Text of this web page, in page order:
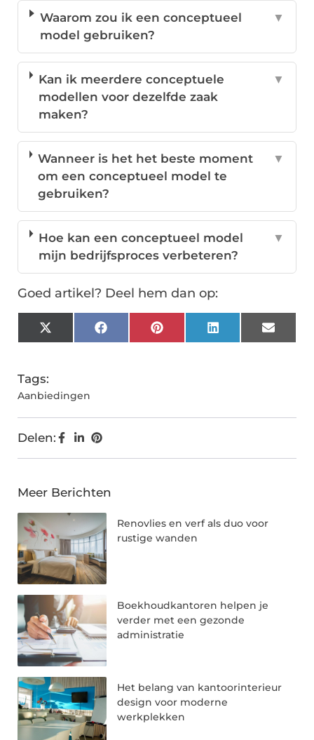
Waarom zou ik een conceptueel
model gebruiken?
▼
Kan ik meerdere conceptuele
modellen voor dezelfde zaak
maken?
▼
Wanneer is het het beste moment
om een conceptueel model te
gebruiken?
▼
Hoe kan een conceptueel model
mijn bedrijfsproces verbeteren?
▼
Goed artikel? Deel hem dan op:
X
(Twitter)
FacebookPinterestLinkedInEmail
Tags:
Aanbiedingen
Delen:
Meer Berichten
Renovlies en verf als duo voor
rustige wanden
Boekhoudkantoren helpen je
verder met een gezonde
administratie
Het belang van kantoorinterieur
design voor moderne
werkplekken